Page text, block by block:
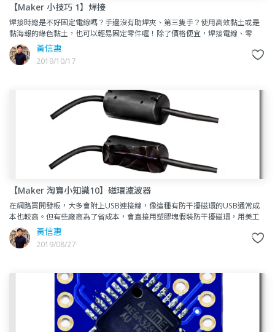
【Maker 小技巧 1】焊接
焊接時總是不好固定電線嗎？手邊沒有助焊夾、第三隻手？使用高效黏土或是
黏海報的綠色黏土，也可以輕易固定零件喔！除了價格便宜，焊接電線、零
件、甚至電路板都好用～固定好零件，讓焊接難度瞬間降低！小提醒：這類
黃信惠
2019/10/17
【Maker 淘寶小知識10】磁環濾波器
在網路買開發板，大多會附上USB連接線，像這種有防干擾磁環的USB通常成
本也較高。但有些廠商為了省成本，會直接用塑膠塊假裝防干擾磁環，用美工
刀切開時，裡面卻是真真實實的塑膠塊。YOTTA 你最專業的學
黃信惠
2019/08/27